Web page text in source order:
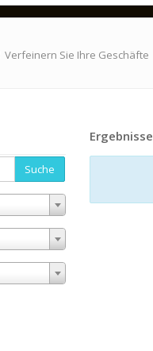
Verfeinern Sie Ihre Geschäfte
Suche
Ergebnisse